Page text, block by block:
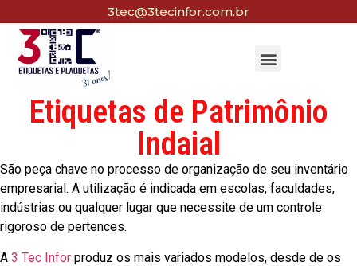
3tec@3tecinfor.com.br
Etiquetas de Patrimônio
Indaial
São peça chave no processo de organização de seu inventário
empresarial. A utilização é indicada em escolas, faculdades,
indústrias ou qualquer lugar que necessite de um controle
rigoroso de pertences.
A 3 Tec Infor produz os mais variados modelos, desde de os